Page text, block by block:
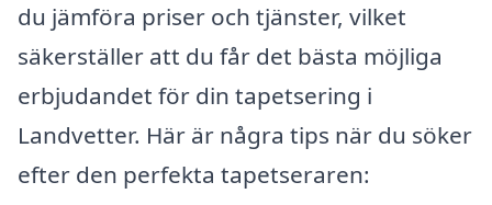
du jämföra priser och tjänster, vilket
säkerställer att du får det bästa möjliga
erbjudandet för din tapetsering i
Landvetter. Här är några tips när du söker
efter den perfekta tapetseraren: